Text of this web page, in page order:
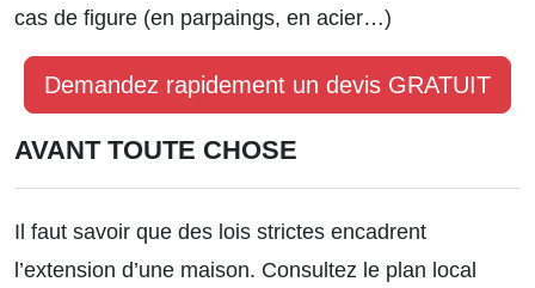
cas de figure (en parpaings, en acier…)
Demandez rapidement un devis GRATUIT
AVANT TOUTE CHOSE
Il faut savoir que des lois strictes encadrent
l’extension d’une maison. Consultez le plan local